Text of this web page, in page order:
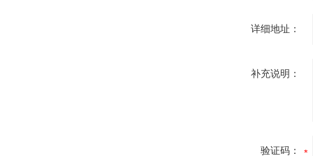
详细地址：
补充说明：
验证码：